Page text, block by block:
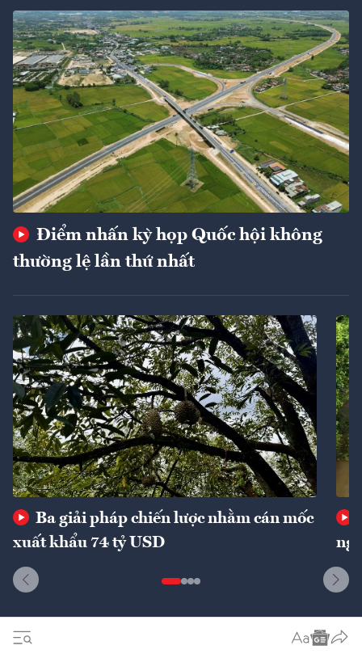
Điểm nhấn kỳ họp Quốc hội không
thường lệ lần thứ nhất
Ba giải pháp chiến lược nhằm cán mốc
xuất khẩu 74 tỷ USD